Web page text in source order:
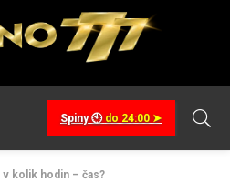
Spiny 🕙do 24:00 ➤
kolik hodin – čas?